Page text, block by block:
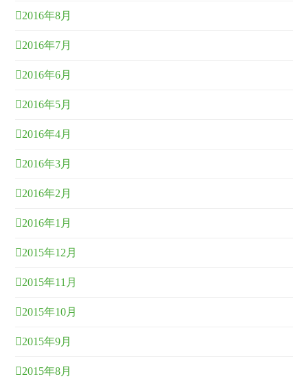
2016年8月
2016年7月
2016年6月
2016年5月
2016年4月
2016年3月
2016年2月
2016年1月
2015年12月
2015年11月
2015年10月
2015年9月
2015年8月